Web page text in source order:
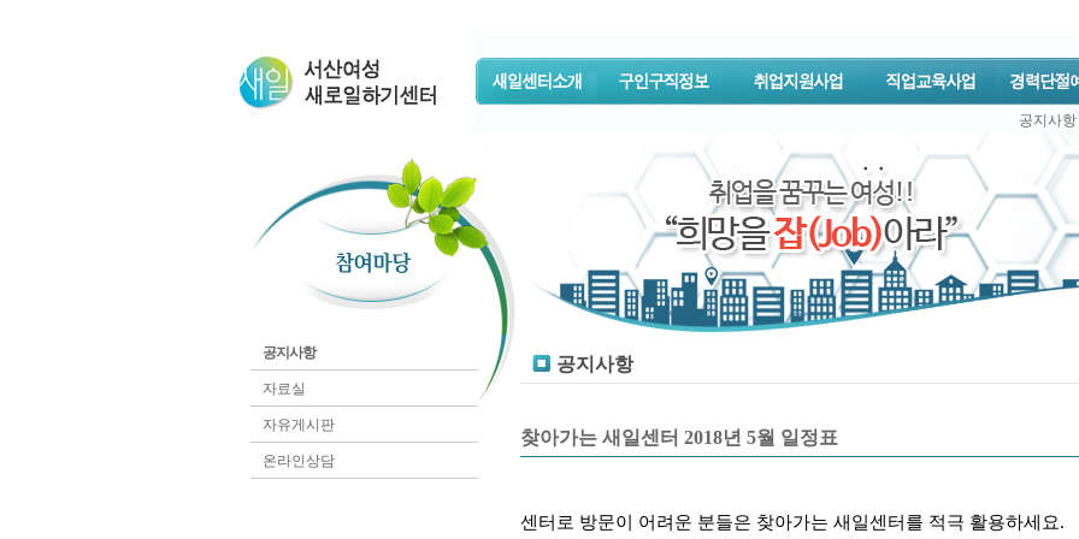
공지사항
공지사항
자료실
자유게시판
온라인상담
공지사항
찾아가는 새일센터 2018년 5월 일정표
센터로 방문이 어려운 분들은 찾아가는 새일센터를 적극 활용하세요.